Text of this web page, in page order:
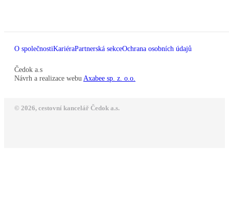
O společnostiKariéraPartnerská sekceOchrana osobních údajů
Čedok a.s
Návrh a realizace webu Axabee sp. z. o.o.
© 2026, cestovní kancelář Čedok a.s.